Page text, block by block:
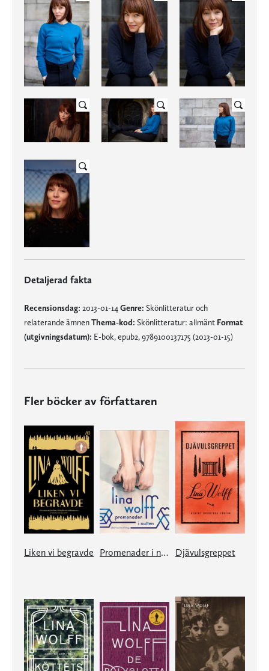
Detaljerad fakta
Recensionsdag: 2013-01-14 Genre: Skönlitteratur och
relaterande ämnenThema-kod: Skönlitteratur: allmänt Format
(utgivningsdatum): E-bok, epub2, 9789100137175 (2013-01-15)
Fler böcker av författaren
Liken vi begravde Promenader i natten Djävulsgreppet